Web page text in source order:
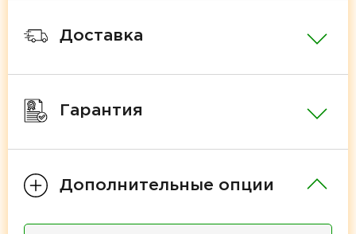
Доставка
Гарантия
Дополнительные опции